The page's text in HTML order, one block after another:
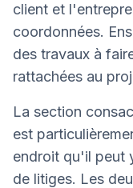
client et
coordonnées.
des travaux à
rattachées au
La section
est
endroit qu'il peut
de litiges. Les